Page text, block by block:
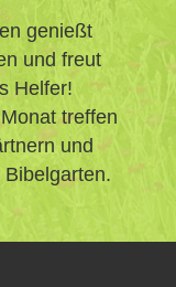
genießt
und freut
Helfer!
treffen
und